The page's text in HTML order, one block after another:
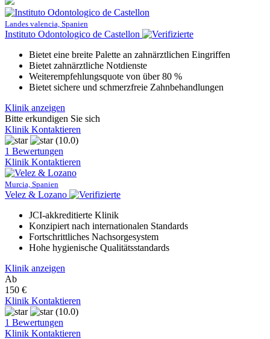
Landes valencia, Spanien
Instituto Odontologico de Castellon
Bietet eine breite Palette an zahnärztlichen Eingriffen
Bietet zahnärztliche Notdienste
Weiterempfehlungsquote von über 80 %
Bietet sichere und schmerzfreie Zahnbehandlungen
Klinik anzeigen
Bitte erkundigen Sie sich
Klinik Kontaktieren
(10.0)
1 Bewertungen
Klinik Kontaktieren
Murcia, Spanien
Velez & Lozano
JCI-akkreditierte Klinik
Konzipiert nach internationalen Standards
Fortschrittliches Nachsorgesystem
Hohe hygienische Qualitätsstandards
Klinik anzeigen
Ab
150 €
Klinik Kontaktieren
(10.0)
1 Bewertungen
Klinik Kontaktieren